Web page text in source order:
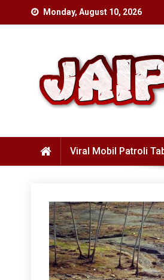
Monday, August 10, 2026
Viral Mobil Patroli